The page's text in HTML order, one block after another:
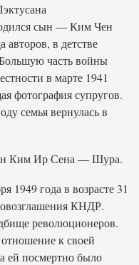
сын — Ким Чен
в детстве
часть войны
в марте 1941
фотография супругов.
семья вернулась в
Ким Ир Сена — Шура.
1949 года в возрасте 31
КНДР.
революционеров.
к своей
ей посмертно было